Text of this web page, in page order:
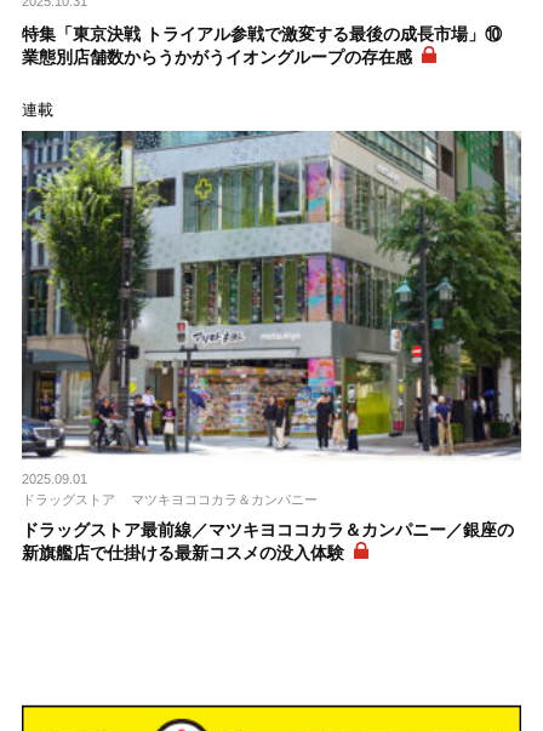
特集「東京決戦 トライアル参戦で激変する最後の成長市場」⑩
業態別店舗数からうかがうイオングループの存在感
連載
2025.09.01
ドラッグストア
マツキヨココカラ＆カンパニー
ドラッグストア最前線／マツキヨココカラ＆カンパニー／銀座の
新旗艦店で仕掛ける最新コスメの没入体験